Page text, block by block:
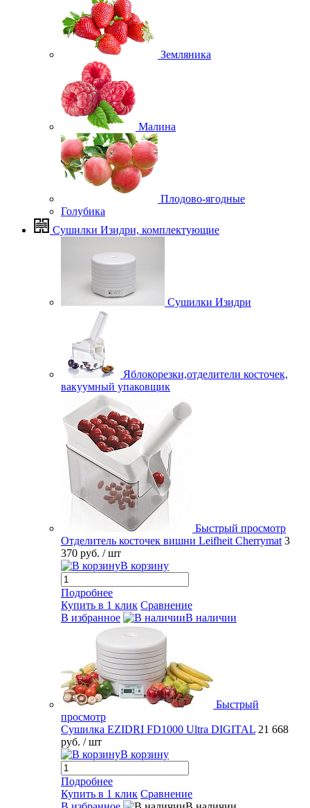
Земляника
Малина
Плодово-ягодные
Голубика
Сушилки Изидри, комплектующие
Сушилки Изидри
Яблокорезки,отделители косточек,
вакуумный упаковщик
Быстрый просмотр
Отделитель косточек вишни Leifheit Cherrymat 3
370 руб. / шт
В корзину
Подробнее
Купить в 1 клик Сравнение
В избранное
В наличии
Быстрый
просмотр
Сушилка EZIDRI FD1000 Ultra DIGITAL 21 668
руб. / шт
В корзину
Подробнее
Купить в 1 клик Сравнение